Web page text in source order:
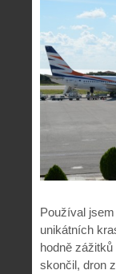
Používal
unikátních
hodně
skončil, dron